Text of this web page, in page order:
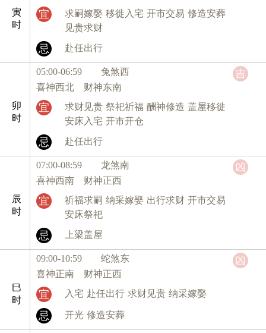
寅
时
宜 求嗣嫁娶 移徙入宅 开市交易 修造安葬
见贵求财
忌 赴任出行
卯
时
05:00-06:59 兔煞西
喜神西北 财神东南
宜 求财见贵 祭祀祈福 酬神修造 盖屋移徙
安床入宅 开市开仓
忌 赴任出行
吉
辰
时
07:00-08:59 龙煞南
喜神西南 财神正西
宜 祈福求嗣 纳采嫁娶 出行求财 开市交易
安床祭祀
忌 上梁盖屋
凶
巳
时
09:00-10:59 蛇煞东
喜神正南 财神正西
宜 入宅 赴任出行 求财见贵 纳采嫁娶
忌 开光 修造安葬
凶